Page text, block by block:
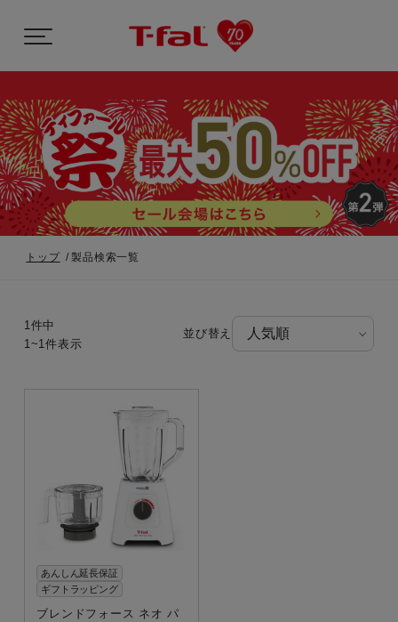
トップ 製品検索一覧
1件中
1~1件表示
並び替え
あんしん延長保証
ギフトラッピング
ブレンドフォース ネオ パ